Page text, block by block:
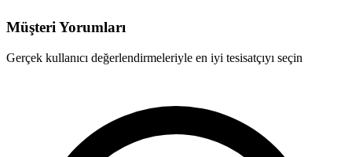
Müşteri Yorumları
Gerçek kullanıcı değerlendirmeleriyle en iyi tesisatçıyı seçin